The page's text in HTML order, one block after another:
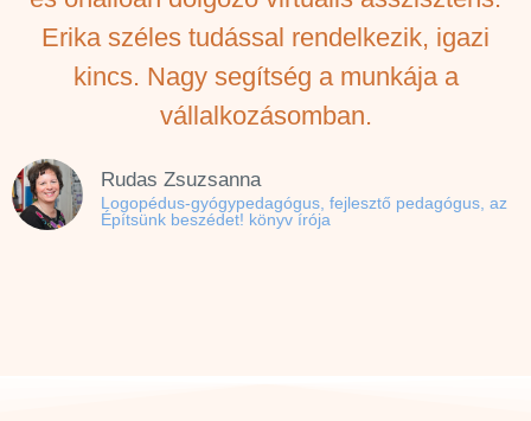
Erika széles tudással rendelkezik, igazi
kincs. Nagy segítség a munkája a
vállalkozásomban.
Rudas Zsuzsanna
Logopédus-gyógypedagógus, fejlesztő pedagógus, az
Építsünk beszédet! könyv írója